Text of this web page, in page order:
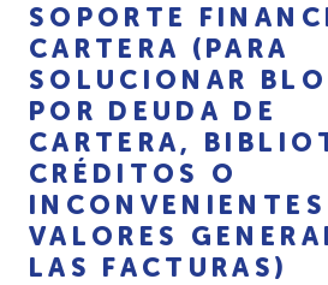
SOPORTE
CARTERA (PARA
SOLUCIONAR
POR DEUDA DE
CARTERA,
CRÉDITOS O
VALORES
LAS FACTURAS)